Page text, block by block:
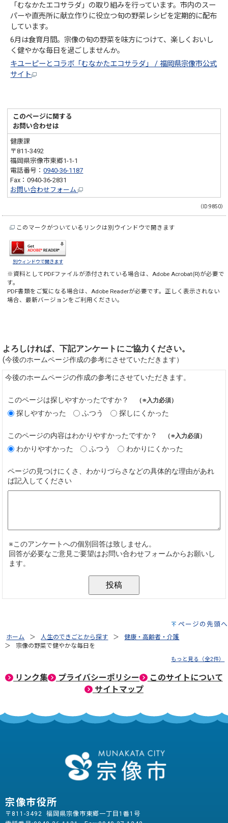
「むなかたエコサラダ」の取り組みを行っています。市内のスー
パーや直売所に献立作りに役立つ旬の野菜レシピを定期的に配布
しています。
6月は食育月間。宗像の旬の野菜を味方につけて、楽しくおいし
く健やかな毎日を過ごしませんか。
キユーピーとコラボ「むなかたエコサラダ」 / 福岡県宗像市公式
サイト
このページに関する
お問い合わせは
健康課
〒811-3492
福岡県宗像市東郷1-1-1
電話番号：0940-36-1187
Fax：0940-36-2831
お問い合わせフォーム
（ID:9850）
このマークがついているリンクは別ウインドウで開きます
別ウィンドウで開きます
※資料としてPDFファイルが添付されている場合は、Adobe Acrobat(R)が必要で
す。
PDF書類をご覧になる場合は、Adobe Readerが必要です。正しく表示されない
場合、最新バージョンをご利用ください。
ページの先頭へ
ホーム 人生のできごとから探す
健康・高齢者・介護
宗像の野菜で健やかな毎日を
もっと見る（全2件）
リンク集 プライバシーポリシー
このサイトについて
サイトマップ
宗像市役所
〒811-3492 福岡県宗像市東郷一丁目1番1号